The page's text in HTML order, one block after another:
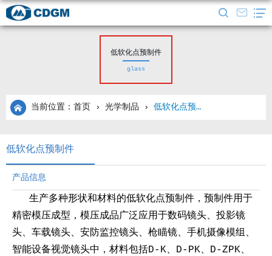
低软化点预制件
glass
当前位置：首页 › 光学制品 › 低软化点预制件
低软化点预制件
产品信息
生产多种形状和材料的低软化点预制件，预制件用于
精密模压成型，模压成品广泛应用于数码镜头、投影镜
头、车载镜头、安防监控镜头、枪瞄镜、手机摄像模组、
智能设备视觉镜头中，材料包括D-K、D-PK、D-ZPK、